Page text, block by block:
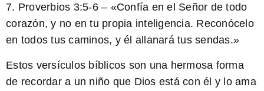
7. Proverbios 3:5-6– «Confía en el Señor de todo
corazón, y no en tu propia inteligencia. Reconócelo
en todos tus caminos, y él allanará tus sendas.»
Estos versículos bíblicos son una hermosa forma
de recordar a un niño que Dios está con él y lo ama